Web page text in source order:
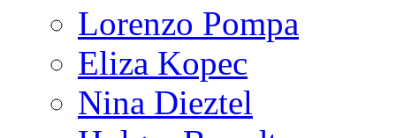
Lorenzo Pompa
Eliza Kopec
Nina Dieztel